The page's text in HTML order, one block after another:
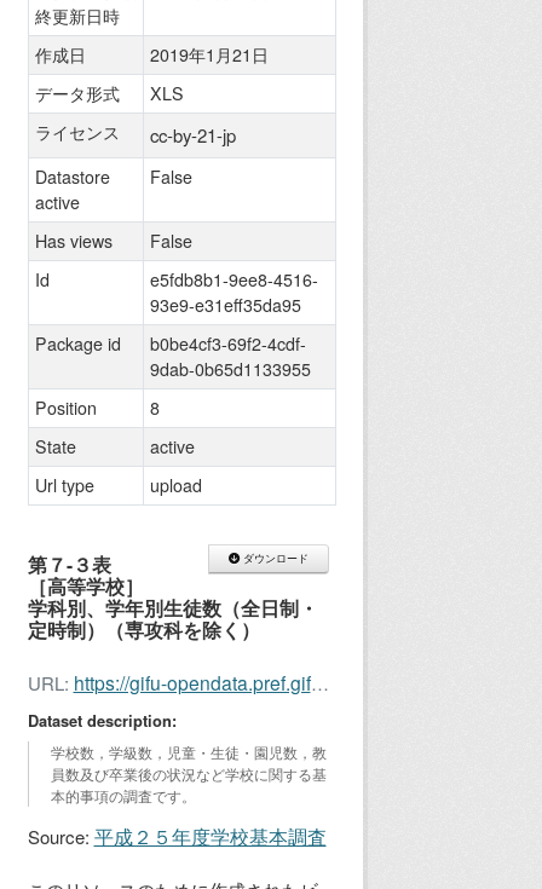
ダウンロード
第７-３表
［高等学校］
学科別、学年別生徒数（全日制・
定時制）（専攻科を除く）
URL: https://gifu-opendata.pref.gifu.lg.jp/dataset/b0be4cf3-69f2-4cdf-9dab-0b65d1133955/resource/e5fdb8b1-9ee8-4516-93e9-e31eff35da95/download/kihon20137-3.xls
Dataset description:
学校数，学級数，児童・生徒・園児数，教
員数及び卒業後の状況など学校に関する基
本的事項の調査です。
Source: 平成２５年度学校基本調査
終更新日時
作成日
2019年1月21日
データ形式
XLS
ライセンス
cc-by-21-jp
Datastore
active
False
Has views
False
Id
e5fdb8b1-9ee8-4516-
93e9-e31eff35da95
Package id
b0be4cf3-69f2-4cdf-
9dab-0b65d1133955
Position
8
State
active
Url type
upload